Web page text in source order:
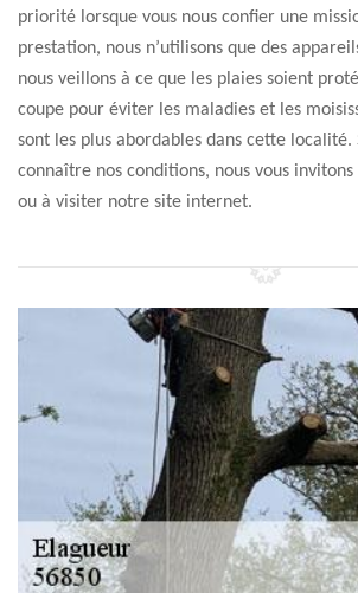
priorité lorsque vous nous confier une
prestation, nous n’utilisons que des
nous veillons à ce que les plaies soient
coupe pour éviter les maladies et les
sont les plus abordables dans cette localité.
connaître nos conditions, nous vous
ou à visiter notre site internet.